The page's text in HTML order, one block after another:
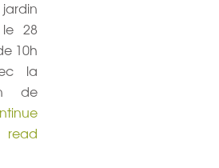
28
10h
la
de
de pots ( 15 ème édition )
read